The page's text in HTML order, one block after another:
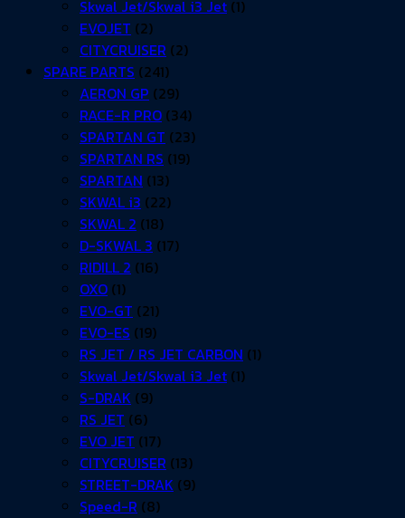
Skwal Jet/Skwal i3 Jet (1)
EVOJET (2)
CITYCRUISER (2)
SPARE PARTS (241)
AERON GP (29)
RACE-R PRO (34)
SPARTAN GT (23)
SPARTAN RS (19)
SPARTAN (13)
SKWAL i3 (22)
SKWAL 2 (18)
D-SKWAL 3 (17)
RIDILL 2 (16)
OXO (1)
EVO-GT (21)
EVO-ES (19)
RS JET / RS JET CARBON (1)
Skwal Jet/Skwal i3 Jet (1)
S-DRAK (9)
RS JET (6)
EVO JET (17)
CITYCRUISER (13)
STREET-DRAK (9)
Speed-R (8)